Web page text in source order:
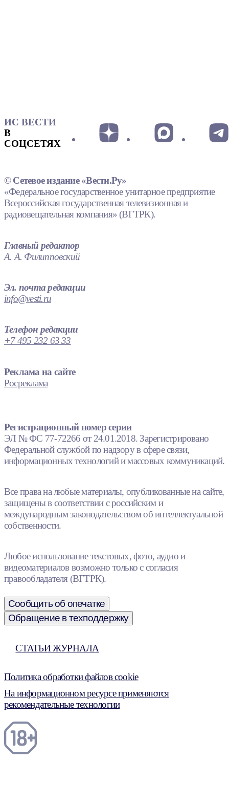
ИС ВЕСТИ
В
СОЦСЕТЯХ
© Сетевое издание «Вести.Ру»
«Федеральное государственное унитарное предприятие
Всероссийская государственная телевизионная и
радиовещательная компания» (ВГТРК).
Главный редактор
А. А. Филипповский
Эл. почта редакции
info@vesti.ru
Телефон редакции
+7 495 232 63 33
Реклама на сайте
Росреклама
Регистрационный номер серии
ЭЛ № ФС 77-72266 от 24.01.2018. Зарегистрировано
Федеральной службой по надзору в сфере связи,
информационных технологий и массовых коммуникаций.
Все права на любые материалы, опубликованные на сайте,
защищены в соответствии с российским и
международным законодательством об интеллектуальной
собственности.
Любое использование текстовых, фото, аудио и
видеоматериалов возможно только с согласия
правообладателя (ВГТРК).
Сообщить об опечатке
Обращение в техподдержку
СТАТЬИ ЖУРНАЛА
Политика обработки файлов cookie
На информационном ресурсе применяются
рекомендательные технологии